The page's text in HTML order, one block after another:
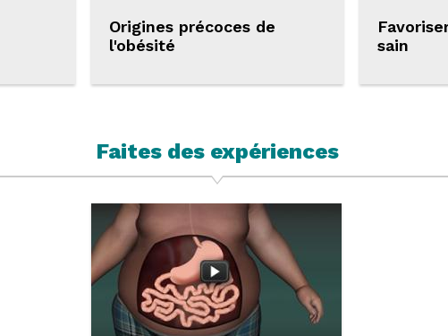
Origines précoces de
l'obésité
sain
Faites des expériences